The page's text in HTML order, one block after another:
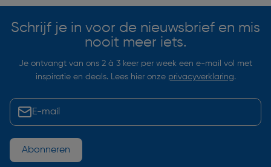
Schrijf je in voor de nieuwsbrief en mis
nooit meer iets.
Je ontvangt van ons 2 à 3 keer per week een e-mail vol met
inspiratie en deals. Lees hier onze privacyverklaring.
Abonneren